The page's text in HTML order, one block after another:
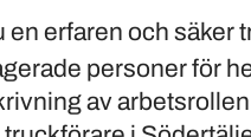
en erfaren och säker
personer för
av arbetsrollen